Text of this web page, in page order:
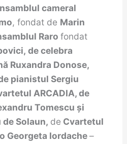
cameral
, fondat de Marin
Raro fondat
de celebra
Ruxandra Donose,
pianistul Sergiu
ARCADIA, de
Tomescu şi
Solaun, de Cvartetul
Georgeta Iordache–